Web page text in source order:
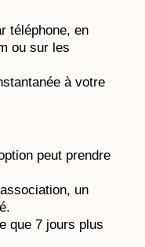
téléphone, en
ou sur les
à votre
peut prendre
un
que 7 jours plus